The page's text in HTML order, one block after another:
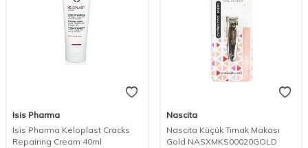
Isis Pharma
Isis Pharma Keloplast Cracks
Repairing Cream 40ml
Nascita
Nascita Küçük Tırnak Makası
Gold NASXMKS00020GOLD